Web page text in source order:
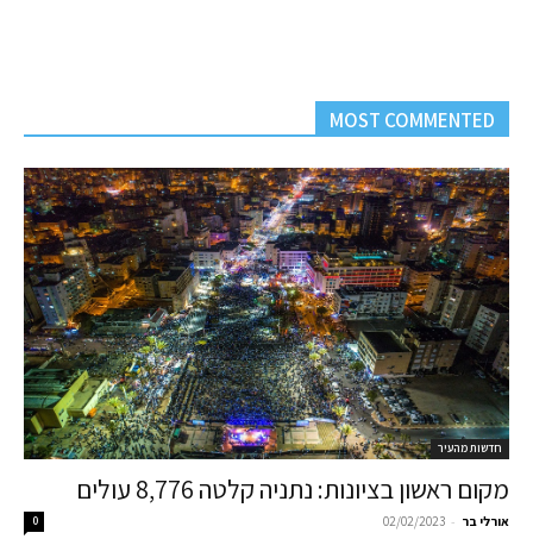
MOST COMMENTED
חדשות מהעיר
מקום ראשון בציונות: נתניה קלטה 8,776 עולים
אורלי בר -
02/02/2023
0